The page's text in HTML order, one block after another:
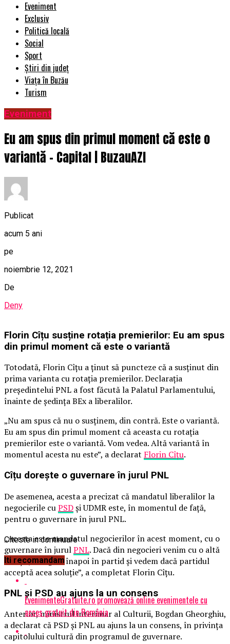
Eveniment
Exclusiv
Politică locală
Social
Sport
Știri din județ
Viața în Buzău
Turism
Eveniment
Eu am spus din primul moment că este o
variantă – Capital | BuzauAZI
Publicat
acum 5 ani
pe
noiembrie 12, 2021
De
Deny
Florin Cîțu susține rotația premierilor: Eu am spus
din primul moment că este o variantă
Totodată, Florin Cîțu a ținut să puncteze că a susținut din
prima varianta cu rotaţia premierilor. Declarația
președintelui PNL a fost făcută la Palatul Parlamentului,
înainte de şedinţa BEx a liberalilor.
„Nu am spus că nu o susţinem, din contră. Este o variantă.
Eu am spus din primul moment că aceasta cu rotaţia
premierilor este o variantă. Vom vedea. Altă variantă în
momentul acesta nu este”, a declarat Florin Cîţu.
Cîțu dorește o guvernare în jurul PNL
De asemenea, acesta a precizat că mandatul liberalilor la
negocierile cuPSDşi UDMR este, în momentul de față,
pentru o guvernare în jurul PNL.
„Acesta este mandatul negocierilor în acest moment, cu o
guvernare în jurulPNL. Dacă din negocieri venim cu o altă
soluţie, mergem înapoi în partid şi vedem dacă partidul
acceptă acea soluţie”, a completat Florin Cîţu.
PNL și PSD au ajuns la un consens
Anterior, ministrul interimar al Culturii, Bogdan Gheorghiu,
a declarat că PSD și PNL au ajuns la un consens, în privinţa
capitolului cultură din programul de guvernare.
Citeste in continuare
Iti recomandam
EvenimenteGratuite.ro promovează online evenimentele cu
acces gratuit din România